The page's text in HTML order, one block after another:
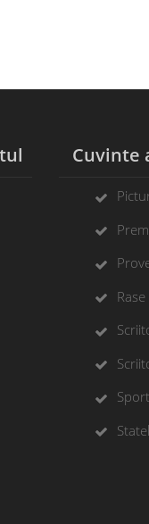
Cuvinte
Sport